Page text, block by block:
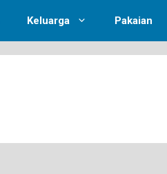
Keluarga Pakaian